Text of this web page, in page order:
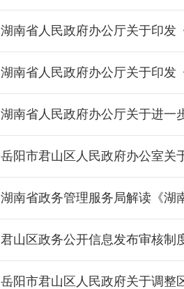
湖南省政务管理服务局解读《湖
君山区政务公开信息发布审核制
岳阳市君山区人民政府关于调整